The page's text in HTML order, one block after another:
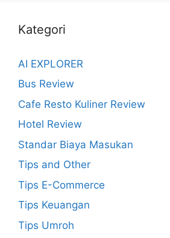
Kategori
AI EXPLORER
Bus Review
Cafe Resto Kuliner Review
Hotel Review
Standar Biaya Masukan
Tips and Other
Tips E-Commerce
Tips Keuangan
Tips Umroh